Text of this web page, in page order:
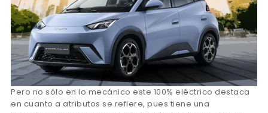
Pero no sólo en lo mecánico este 100% eléctrico destaca
en cuanto a atributos se refiere, pues tiene una